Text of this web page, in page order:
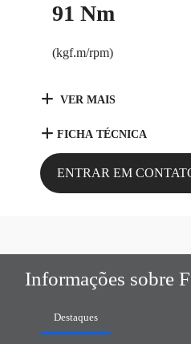
91 Nm
(kgf.m/rpm)
VER MAIS
FICHA TÉCNICA
ENTRAR EM
Informações sobre
Destaques